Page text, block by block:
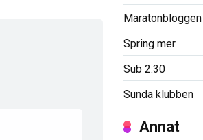
Maratonbloggen
Spring mer
Sub 2:30
Sunda klubben
Annat